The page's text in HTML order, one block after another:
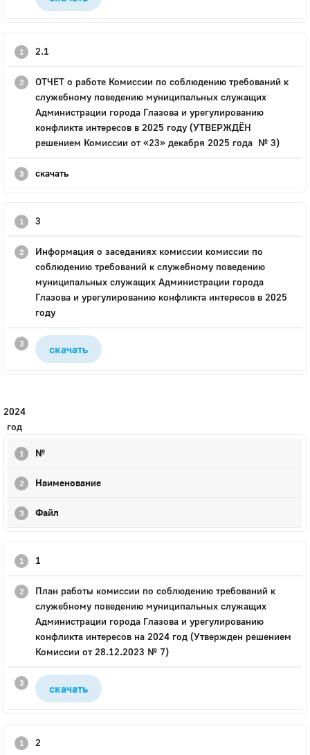
2.1
ОТЧЕТ о работе Комиссии по соблюдению требований к
служебному поведению муниципальных служащих
Администрации города Глазова и урегулированию
конфликта интересов в 2025 году (УТВЕРЖДЁН
решением Комиссии от «23» декабря 2025 года № 3)
скачать
3
Информация о заседаниях комиссии комиссии по
соблюдению требований к служебному поведению
муниципальных служащих Администрации города
Глазова и урегулированию конфликта интересов в 2025
году
скачать
2024
год
№
Наименование
Файл
1
План работы комиссии по соблюдению требований к
служебному поведению муниципальных служащих
Администрации города Глазова и урегулированию
конфликта интересов на 2024 год (Утвержден решением
Комиссии от 28.12.2023 № 7)
скачать
2